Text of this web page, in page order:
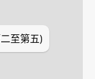
至第五)